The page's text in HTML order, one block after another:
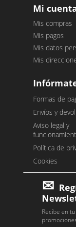
Mi
Mis compras
Mis pagos
Mis datos
Mis
Formas de
Envíos y
Aviso legal y
Política de
Cookies
Recibe en